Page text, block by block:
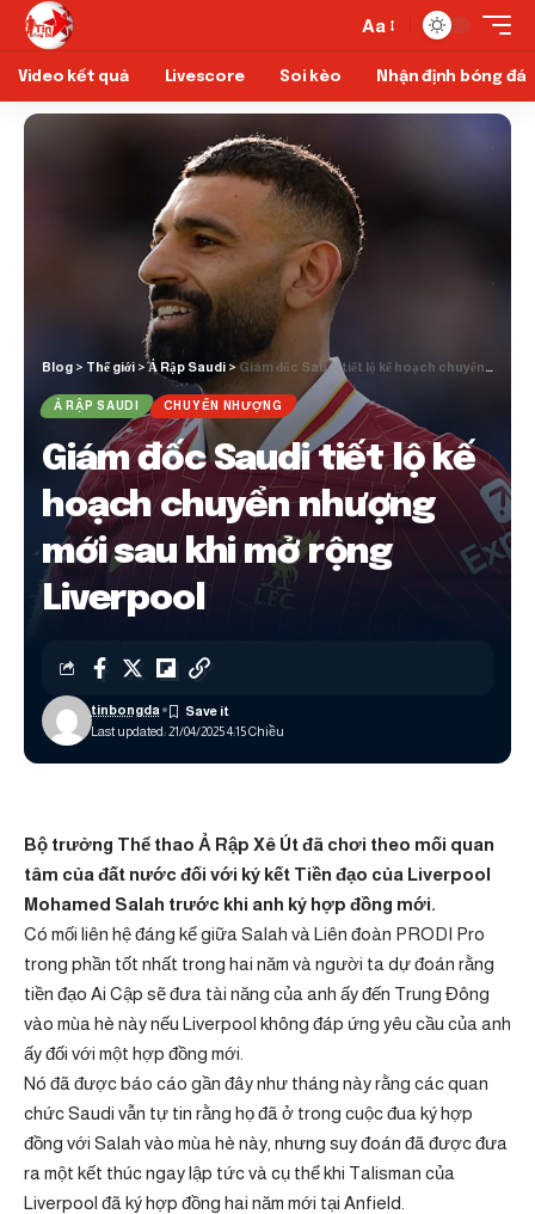
Aa
Video kết quả Livescore Soi kèo Nhận định bóng đá
Blog > Thế giới >Ả Rập Saudi >Giám đốc Saudi tiết lộ kế hoạch chuyển nhượng mới sau khi mở rộng Liverpool
Ả RẬP SAUDI CHUYỂN NHƯỢNG
Giám đốc Saudi tiết lộ kế
hoạch chuyển nhượng
mới sau khi mở rộng
Liverpool
Last updated: 21/04/2025 4:15 Chiều
tinbongda
Bộ trưởng Thể thao Ả Rập Xê Út đã chơi theo mối quan
tâm của đất nước đối với ký kết Tiền đạo của Liverpool
Mohamed Salah trước khi anh ký hợp đồng mới.
Có mối liên hệ đáng kể giữa Salah và Liên đoàn PRODI Pro
trong phần tốt nhất trong hai năm và người ta dự đoán rằng
tiền đạo Ai Cập sẽ đưa tài năng của anh ấy đến Trung Đông
vào mùa hè này nếu Liverpool không đáp ứng yêu cầu của anh
ấy đối với một hợp đồng mới.
Nó đã được báo cáo gần đây như tháng này rằng các quan
chức Saudi vẫn tự tin rằng họ đã ở trong cuộc đua ký hợp
đồng với Salah vào mùa hè này, nhưng suy đoán đã được đưa
ra một kết thúc ngay lập tức và cụ thể khi Talisman của
Liverpool đã ký hợp đồng hai năm mới tại Anfield.